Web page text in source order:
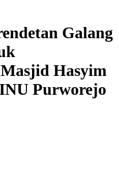
Galang
Hasyim
Purworejo